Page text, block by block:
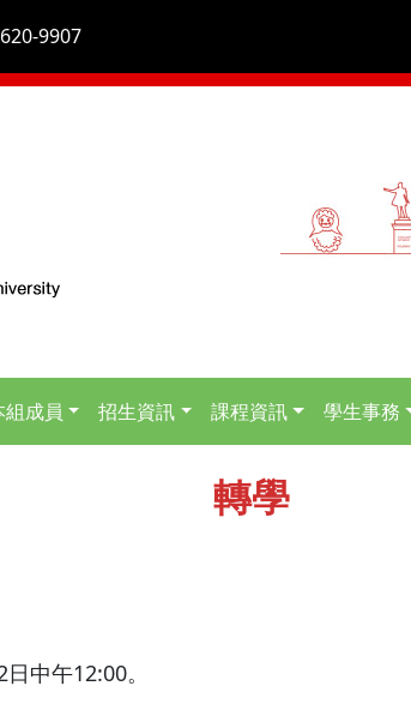
9907
組成員 招生資訊 課程資訊 學生事務
轉學
中午12:00。